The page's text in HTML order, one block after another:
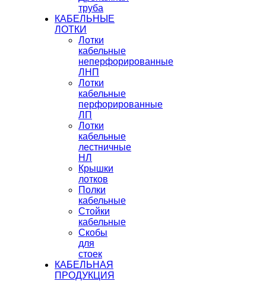
труба
КАБЕЛЬНЫЕ
ЛОТКИ
Лотки
кабельные
неперфорированные
ЛНП
Лотки
кабельные
перфорированные
ЛП
Лотки
кабельные
лестничные
НЛ
Крышки
лотков
Полки
кабельные
Стойки
кабельные
Скобы
для
стоек
КАБЕЛЬНАЯ
ПРОДУКЦИЯ